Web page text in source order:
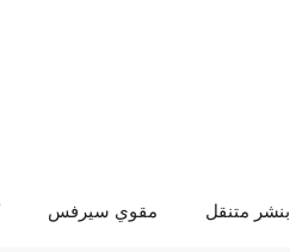
بنشر متنقل مقوي سيرفس